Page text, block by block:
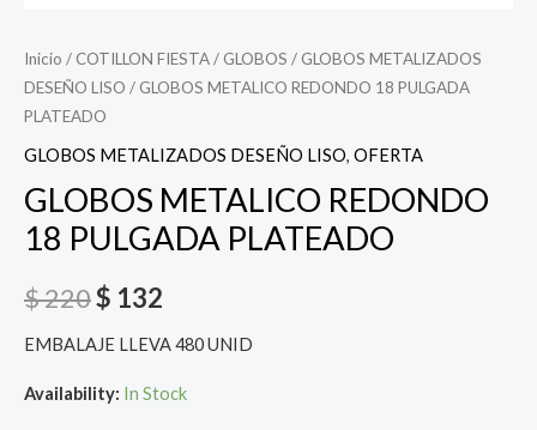
Inicio / COTILLON FIESTA/ GLOBOS / GLOBOS METALIZADOS
DESEÑO LISO / GLOBOS METALICO REDONDO 18 PULGADA
PLATEADO
GLOBOS METALIZADOS DESEÑO LISO, OFERTA
GLOBOS METALICO REDONDO
18 PULGADA PLATEADO
$220$ 132
EMBALAJE LLEVA 480 UNID
Availability: In Stock